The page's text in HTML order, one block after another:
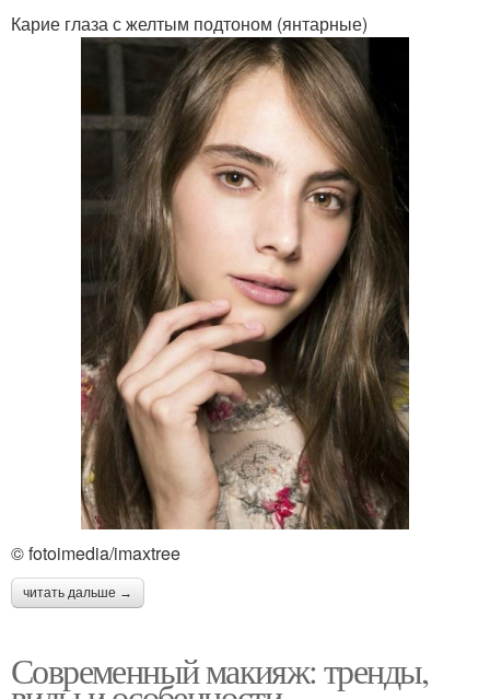
Карие глаза с желтым подтоном (янтарные)
© fotoimedia/imaxtree
читать дальше →
Современный макияж: тренды,